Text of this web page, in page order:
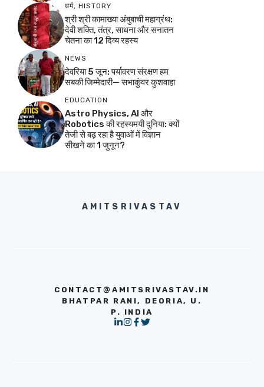
धर्म, HISTORY
श्री श्री कामाख्या अंबुबाची महाग्रंथ:
देवी शक्ति, तंत्र, साधना और सनातन
चेतना का 12 दिव्य रहस्य
NEWS
देवरिया 5 जून: पर्यावरण संरक्षण हम
सबकी जिम्मेदारी— सभाकुंवर कुशवाहा
EDUCATION
Astro Physics, AI और
Robotics की रहस्यमयी दुनिया: क्यों
तेजी से बढ़ रहा है युवाओं में विज्ञान
सीखने का 1 जुनून?
AMITSRIVASTAV
CONTACT@AMITSRIVASTAV.IN
BHATPAR RANI, DEORIA, U.
P. INDIA